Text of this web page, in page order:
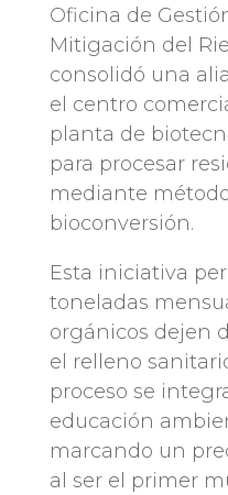
Oficina de
Mitigación del
consolidó una
el centro
planta de
para procesar
mediante
bioconversión.
Esta iniciativa
toneladas
orgánicos dejen
el relleno
proceso se
educación
marcando un
al ser el primer